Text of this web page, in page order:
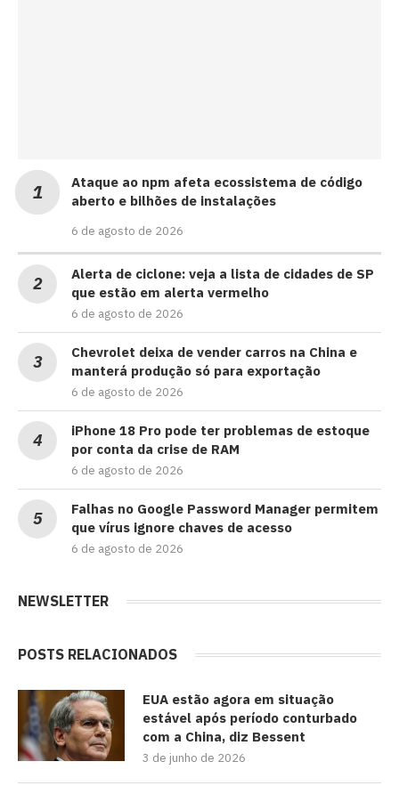
Ataque ao npm afeta ecossistema de código
aberto e bilhões de instalações
6 de agosto de 2026
Alerta de ciclone: veja a lista de cidades de SP
que estão em alerta vermelho
6 de agosto de 2026
Chevrolet deixa de vender carros na China e
manterá produção só para exportação
6 de agosto de 2026
iPhone 18 Pro pode ter problemas de estoque
por conta da crise de RAM
6 de agosto de 2026
Falhas no Google Password Manager permitem
que vírus ignore chaves de acesso
6 de agosto de 2026
NEWSLETTER
POSTS RELACIONADOS
EUA estão agora em situação
estável após período conturbado
com a China, diz Bessent
3 de junho de 2026